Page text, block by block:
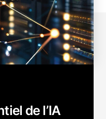
de l’IA